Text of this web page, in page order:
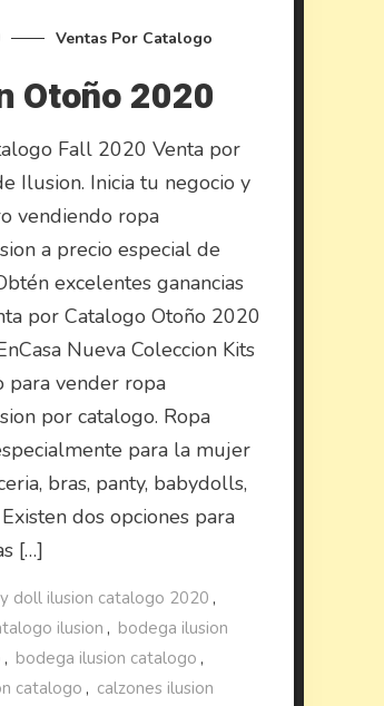
Ventas Por Catalogo
Otoño 2020
Fall 2020 Venta por
Ilusion. Inicia tu negocio y
vendiendo ropa
a precio especial de
excelentes ganancias
por Catalogo Otoño 2020
Nueva Coleccion Kits
para vender ropa
por catalogo. Ropa
para la mujer
bras, panty, babydolls,
dos opciones para
[…]
doll ilusion catalogo 2020 ,
ilusion , bodega ilusion
, bodega ilusion catalogo ,
catalogo , calzones ilusion